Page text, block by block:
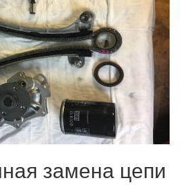
замена цепи